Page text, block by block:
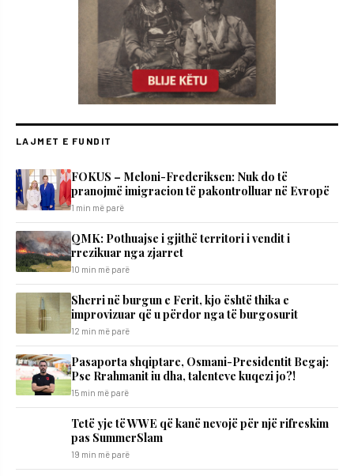
LAJMET E FUNDIT
FOKUS – Meloni-Frederiksen: Nuk do të
pranojmë imigracion të pakontrolluar në Evropë
1 min më parë
QMK: Pothuajse i gjithë territori i vendit i
rrezikuar nga zjarret
10 min më parë
Sherri në burgun e Ferit, kjo është thika e
improvizuar që u përdor nga të burgosurit
12 min më parë
Pasaporta shqiptare, Osmani-Presidentit Begaj:
Pse Rrahmanit iu dha, talenteve kuqezi jo?!
15 min më parë
Tetë yje të WWE që kanë nevojë për një rifreskim
pas SummerSlam
19 min më parë